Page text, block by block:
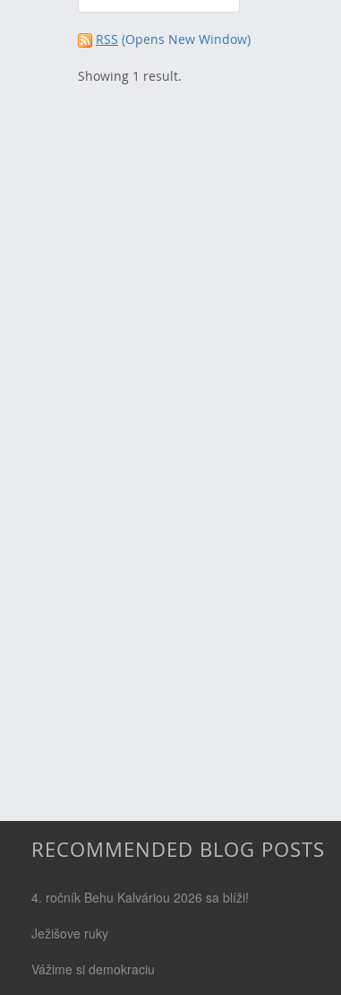
RSS (Opens New Window)
Showing 1 result.
RECOMMENDED BLOG POSTS
4. ročník Behu Kalváriou 2026 sa blíži!
Ježišove ruky
Vážime si demokraciu